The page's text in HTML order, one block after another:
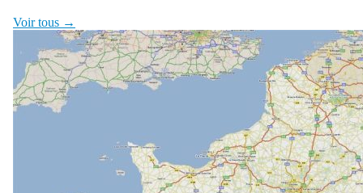
Voir tous →